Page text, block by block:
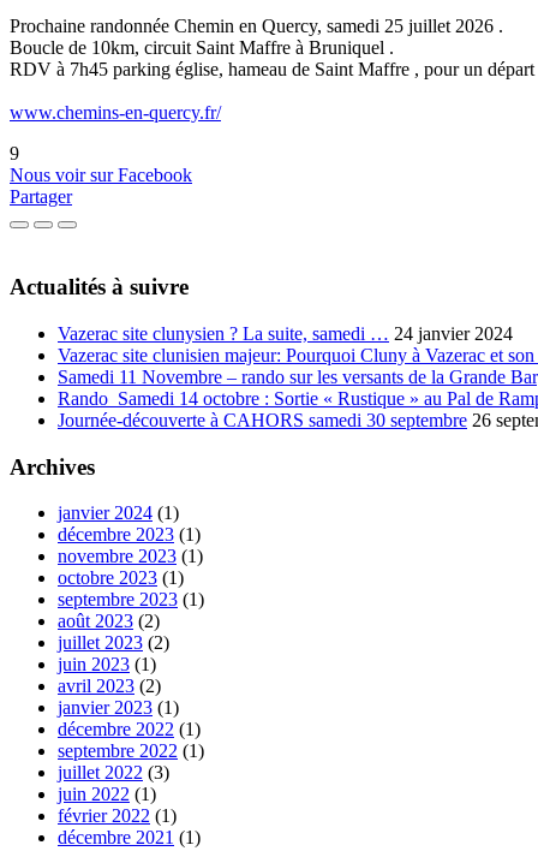
Prochaine randonnée Chemin en Quercy, samedi 25 juillet 2026 .
Boucle de 10km, circuit Saint Maffre à Bruniquel .
RDV à 7h45 parking église, hameau de Saint Maffre , pour un départ
www.chemins-en-quercy.fr/
9
Nous voir sur Facebook
Partager
Actualités à suivre
Vazerac site clunysien ? La suite, samedi … 24 janvier 2024
Vazerac site clunisien majeur: Pourquoi Cluny à Vazerac et son
Samedi 11 Novembre – rando sur les versants de la Grande
Rando Samedi 14 octobre : Sortie « Rustique » au Pal de
Journée-découverte à CAHORS samedi 30 septembre 26
Archives
janvier 2024 (1)
décembre 2023 (1)
novembre 2023 (1)
octobre 2023 (1)
septembre 2023 (1)
août 2023 (2)
juillet 2023 (2)
juin 2023 (1)
avril 2023 (2)
janvier 2023 (1)
décembre 2022 (1)
septembre 2022 (1)
juillet 2022 (3)
juin 2022 (1)
février 2022 (1)
décembre 2021 (1)